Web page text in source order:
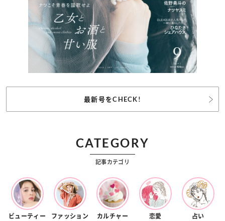
最新号をCHECK!
CATEGORY
記事カテゴリ
ビューティー ファッション カルチャー 恋愛 占い